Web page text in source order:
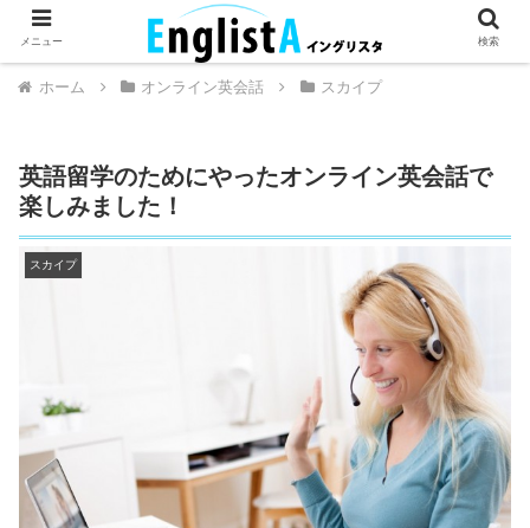
英語が話せるとちょっとハッピー。
ホーム オンライン英会話 スカイプ
英語留学のためにやったオンライン英会話で
楽しみました！
スカイプ
メニュー 検索